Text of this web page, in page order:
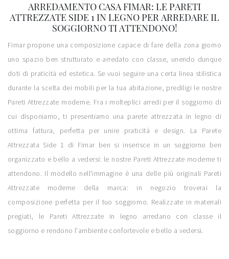
ARREDAMENTO CASA FIMAR: LE PARETI
ATTREZZATE SIDE 1 IN LEGNO PER ARREDARE IL
SOGGIORNO TI ATTENDONO!
Fimar propone una composizione capace di fare della zona giorno
uno spazio ben strutturato e arredato con classe, unendo dunque
doti di praticità ed estetica. Se vuoi seguire una certa linea stilistica
durante la scelta dei mobili per la tua abitazione, prediligi le nostre
Pareti Attrezzate moderne. Fra i molteplici arredi per il soggiorno di
cui disponiamo, ti presentiamo una parete attrezzata in legno di
ottima fattura, perfetta per unire praticità e design. La Parete
Attrezzata Side 1 di Fimar ben si inserisce in un soggiorno ben
organizzato e bello a vedersi: le nostre Pareti Attrezzate moderne ti
attendono. Il modello nell'immagine è una delle più originali Pareti
Attrezzate moderne della marca: in negozio troverai la
composizione perfetta per il tuo soggiorno. Realizzate in materiali
pregiati, le Pareti Attrezzate in legno arredano con classe il
soggiorno e rendono l'ambiente confortevole e bello a vedersi.